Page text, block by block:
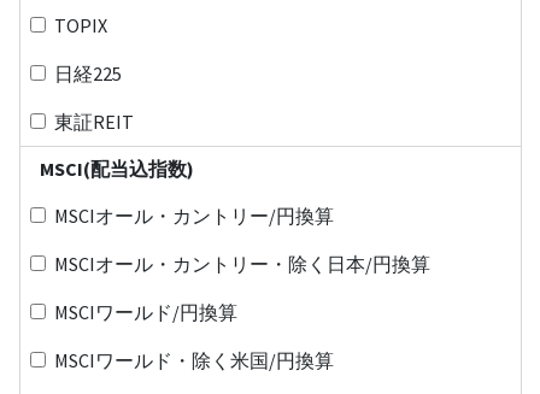
TOPIX
日経225
東証REIT
MSCI(配当込指数)
MSCIオール・カントリー/円換算
MSCIオール・カントリー・除く日本/円換算
MSCIワールド/円換算
MSCIワールド・除く米国/円換算